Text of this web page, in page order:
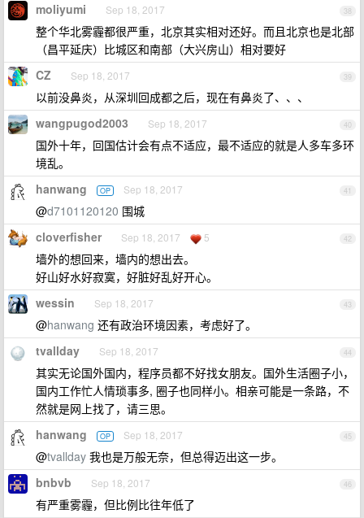
38
moliyumi Sep 18, 2017
整个华北雾霾都很严重，北京其实相对还好。而且北京也是北部
（昌平延庆）比城区和南部（大兴房山）相对要好
39
CZ Sep 18, 2017
以前没鼻炎，从深圳回成都之后，现在有鼻炎了、、、
40
wangpugod2003 Sep 18, 2017
国外十年，回国估计会有点不适应，最不适应的就是人多车多环
境乱。
41
hanwang OP Sep 18, 2017
@d7101120120 围城
42
cloverfisher Sep 18, 2017 5
墙外的想回来，墙内的想出去。
好山好水好寂寞，好脏好乱好开心。
43
wessin Sep 18, 2017
@hanwang 还有政治环境因素，考虑好了。
44
tvallday Sep 18, 2017
其实无论国外国内，程序员都不好找女朋友。国外生活圈子小，
国内工作忙人情琐事多, 圈子也同样小。相亲可能是一条路，不
然就是网上找了，请三思。
45
hanwang OP Sep 18, 2017
@tvallday 我也是万般无奈，但总得迈出这一步。
46
bnbvb Sep 18, 2017
有严重雾霾，但比例比往年低了